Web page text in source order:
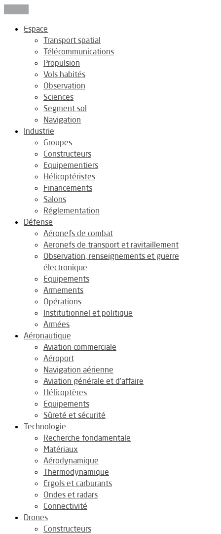
Espace
Transport spatial
Télécommunications
Propulsion
Vols habités
Observation
Sciences
Segment sol
Navigation
Industrie
Groupes
Constructeurs
Equipementiers
Hélicoptéristes
Financements
Salons
Réglementation
Défense
Aéronefs de combat
Aeronefs de transport et ravitaillement
Observation, renseignements et guerre
électronique
Equipements
Armements
Opérations
Institutionnel et politique
Armées
Aéronautique
Aviation commerciale
Aéroport
Navigation aérienne
Aviation générale et d’affaire
Hélicoptères
Equipements
Sûreté et sécurité
Technologie
Recherche fondamentale
Matériaux
Aérodynamique
Thermodynamique
Ergols et carburants
Ondes et radars
Connectivité
Drones
Constructeurs